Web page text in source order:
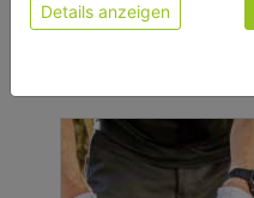
Details anzeigen